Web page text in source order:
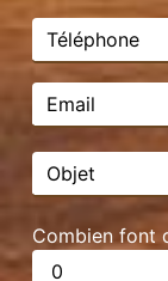
Combien font